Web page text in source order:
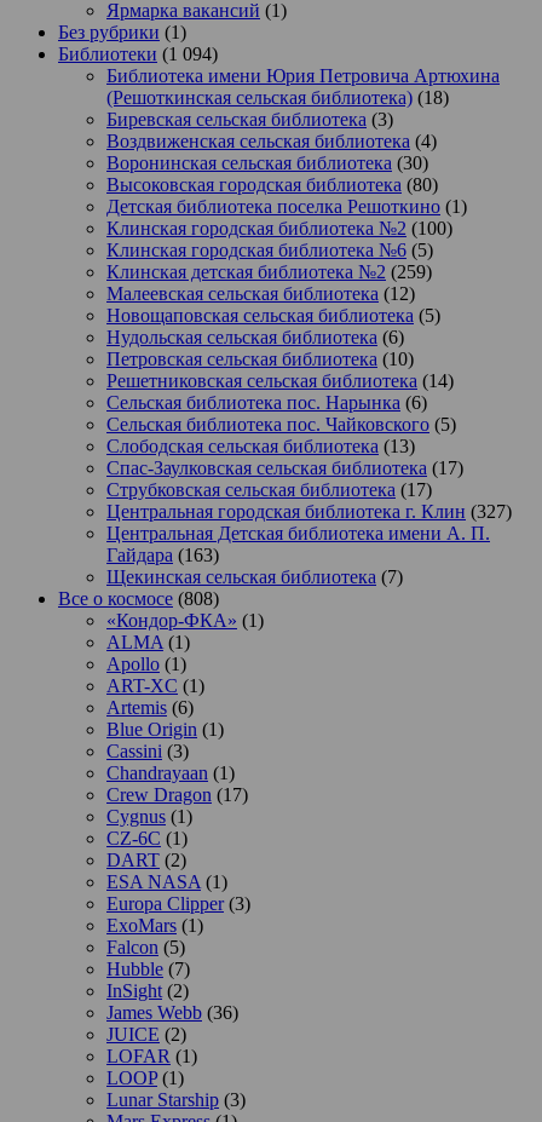
Ярмарка вакансий (1)
Без рубрики (1)
Библиотеки (1 094)
Библиотека имени Юрия Петровича Артюхина
(Решоткинская сельская библиотека) (18)
Биревская сельская библиотека (3)
Воздвиженская сельская библиотека (4)
Воронинская сельская библиотека (30)
Высоковская городская библиотека (80)
Детская библиотека поселка Решоткино (1)
Клинская городская библиотека №2 (100)
Клинская городская библиотека №6 (5)
Клинская детская библиотека №2 (259)
Малеевская сельская библиотека (12)
Новощаповская сельская библиотека (5)
Нудольская сельская библиотека (6)
Петровская сельская библиотека (10)
Решетниковская сельская библиотека (14)
Сельская библиотека пос. Нарынка (6)
Сельская библиотека пос. Чайковского (5)
Слободская сельская библиотека (13)
Спас-Заулковская сельская библиотека (17)
Струбковская сельская библиотека (17)
Центральная городская библиотека г. Клин (327)
Центральная Детская библиотека имени А. П.
Гайдара (163)
Щекинская сельская библиотека (7)
Все о космосе (808)
«Кондор-ФКА» (1)
ALMA (1)
Apollo (1)
ART-XC (1)
Artemis (6)
Blue Origin (1)
Cassini (3)
Chandrayaan (1)
Crew Dragon (17)
Cygnus (1)
CZ-6C (1)
DART (2)
ESA NASA (1)
Europa Clipper(3)
ExoMars (1)
Falcon (5)
Hubble (7)
InSight (2)
James Webb (36)
JUICE (2)
LOFAR (1)
LOOP(1)
Lunar Starship (3)